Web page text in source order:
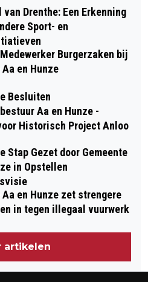
van Drenthe: Een Erkenning
Sport- en
Burgerzaken bij
en Hunze
Besluiten
Aa en Hunze -
Historisch Project Anloo
Stap Gezet door Gemeente
in Opstellen
Aa en Hunze zet strengere
in tegen illegaal vuurwerk
artikelen